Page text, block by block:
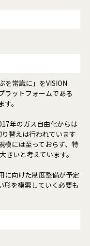
を常識に」をVISION
ラットフォームである
。
年のガス自由化からは
替えは行われています
模には至っておらず、特
きいと考えています。
に向けた制度整備が予定
形を模索していく必要も